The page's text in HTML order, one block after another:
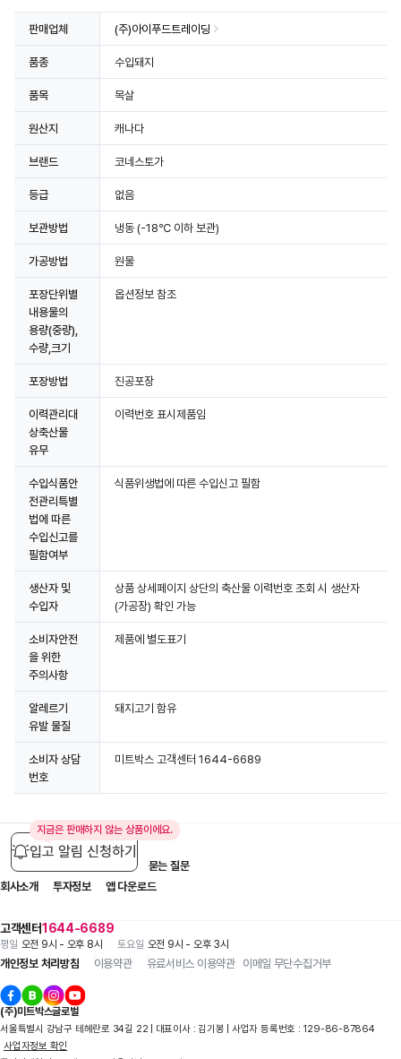
판매업체 (주)아이푸드트레이딩
품종 수입돼지
품목 목살
원산지 캐나다
브랜드 코네스토가
등급 없음
보관방법 냉동 (-18℃ 이하 보관)
가공방법 원물
포장단위별
내용물의
용량(중량),
수량,크기
옵션정보 참조
포장방법 진공포장
이력관리대
상축산물
유무
이력번호 표시제품임
수입식품안
전관리특별
법에 따른
수입신고를
필함여부
식품위생법에 따른 수입신고 필함
생산자 및
수입자
상품 상세페이지 상단의 축산물 이력번호 조회 시 생산자
(가공장) 확인 가능
소비자안전
을 위한
주의사항
제품에 별도표기
알레르기
유발 물질
돼지고기 함유
소비자 상담
번호
미트박스 고객센터 1644-6689
지금은 판매하지 않는 상품이에요.
입고 알림 신청하기
고객센터1644-6689
평일 오전 9시 - 오후 8시 토요일 오전 9시 - 오후 3시
입점 제휴 문의
자주 묻는 질문
회사소개
투자정보 앱 다운로드
개인정보 처리방침 이용약관 유료서비스 이용약관 이메일 무단수집거부
(주)미트박스글로벌
서울특별시 강남구 테헤란로 34길 22 | 대표이사 : 김기봉 | 사업자 등록번호 : 129-86-87864
사업자정보 확인